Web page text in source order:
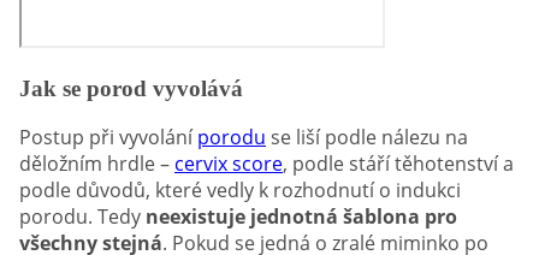
Jak se porod vyvolává
Postup při vyvoláníporodu se liší podle nálezu na
děložním hrdle – cervix score, podle stáří těhotenství a
podle důvodů, které vedly k rozhodnutí o indukci
porodu. Tedy neexistuje jednotná šablona pro
všechny stejná. Pokud se jedná o zralé miminko po